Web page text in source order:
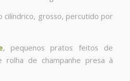
cilíndrico, grosso, percutido por
, pequenos pratos feitos de
rolha de champanhe presa à